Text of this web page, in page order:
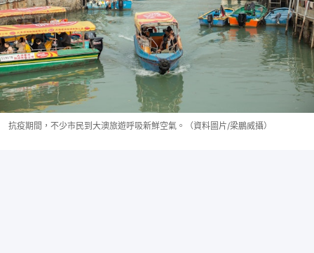
抗疫期間，不少市民到大澳旅遊呼吸新鮮空氣。（資料圖片/梁鵬威攝）